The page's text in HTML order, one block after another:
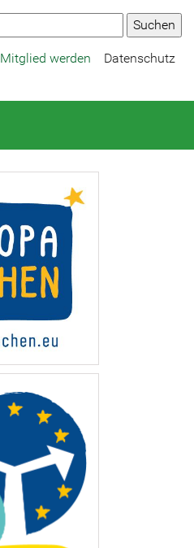
Mitglied werden Datenschutz